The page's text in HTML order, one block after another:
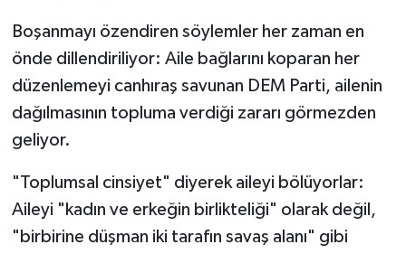
Boşanmayı özendiren söylemler her zaman en
önde dillendiriliyor: Aile bağlarını koparan her
düzenlemeyi canhıraş savunan DEM Parti, ailenin
dağılmasının topluma verdiği zararı görmezden
geliyor.
"Toplumsal cinsiyet" diyerek aileyi bölüyorlar:
Aileyi "kadın ve erkeğin birlikteliği" olarak değil,
"birbirine düşman iki tarafın savaş alanı" gibi